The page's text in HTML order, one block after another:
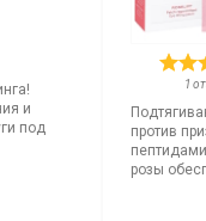
и
под
1
против
розы